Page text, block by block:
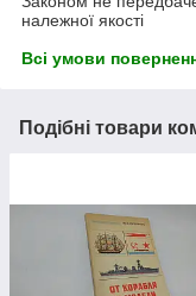
належної якості
Всі умови
Подібні товари